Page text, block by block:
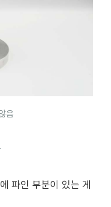
음
파인 부분이 있는 게